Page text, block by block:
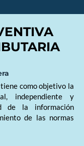
como objetivo la
independiente y
de la información
de las normas